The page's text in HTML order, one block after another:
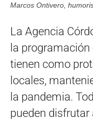
Marcos Ontivero,
La Agencia
la
tienen como
locales,
la pandemia.
pueden disfrutar